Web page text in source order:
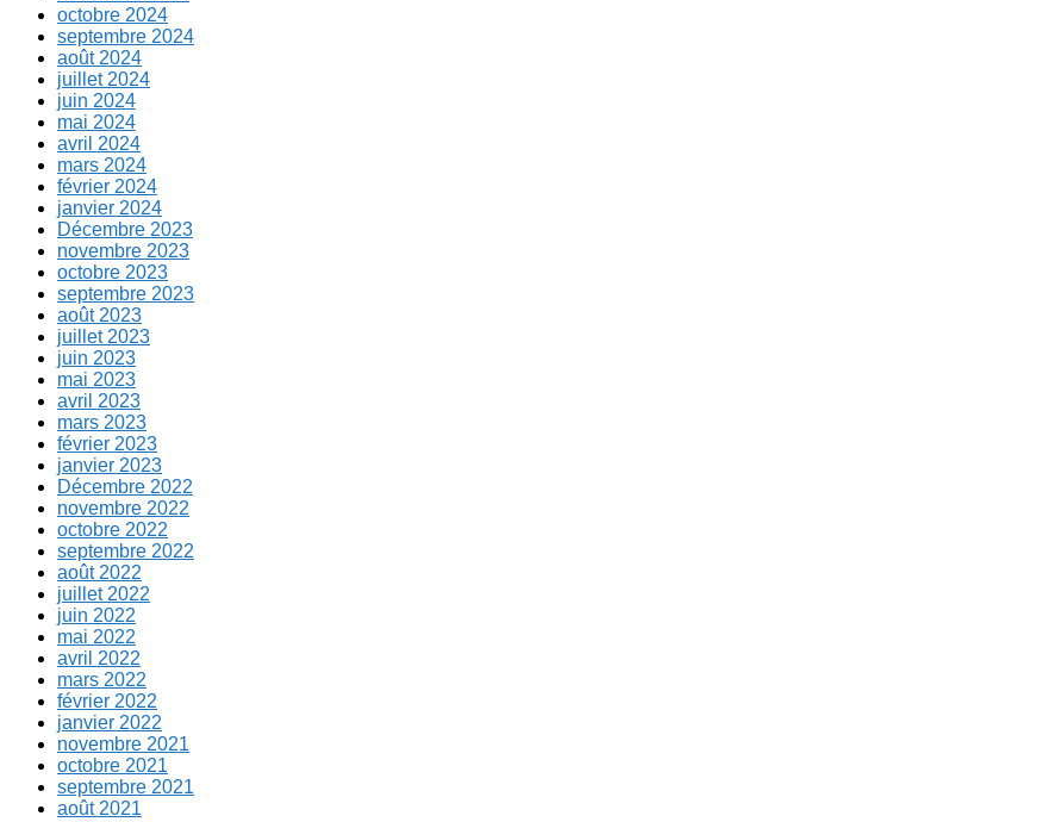
octobre 2024
septembre 2024
août 2024
juillet 2024
juin 2024
mai 2024
avril 2024
mars 2024
février 2024
janvier 2024
Décembre 2023
novembre 2023
octobre 2023
septembre 2023
août 2023
juillet 2023
juin 2023
mai 2023
avril 2023
mars 2023
février 2023
janvier 2023
Décembre 2022
novembre 2022
octobre 2022
septembre 2022
août 2022
juillet 2022
juin 2022
mai 2022
avril 2022
mars 2022
février 2022
janvier 2022
novembre 2021
octobre 2021
septembre 2021
août 2021